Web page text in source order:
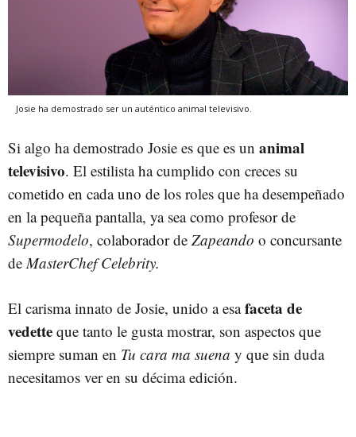
Josie ha demostrado ser un auténtico animal televisivo.
Si algo ha demostrado Josie es que es un animal
televisivo. El estilista ha cumplido con creces su
cometido en cada uno de los roles que ha desempeñado
en la pequeña pantalla, ya sea como profesor de
Supermodelo, colaborador de Zapeando o concursante
de MasterChef Celebrity.
El carisma innato de Josie, unido a esafaceta de
vedette que tanto le gusta mostrar, son aspectos que
siempre suman en Tu cara ma suena y que sin duda
necesitamos ver en su décima edición.